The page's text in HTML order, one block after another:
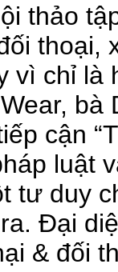
thảo
thoại,
vì chỉ là
cận
luật
tư duy
Đại
& đối